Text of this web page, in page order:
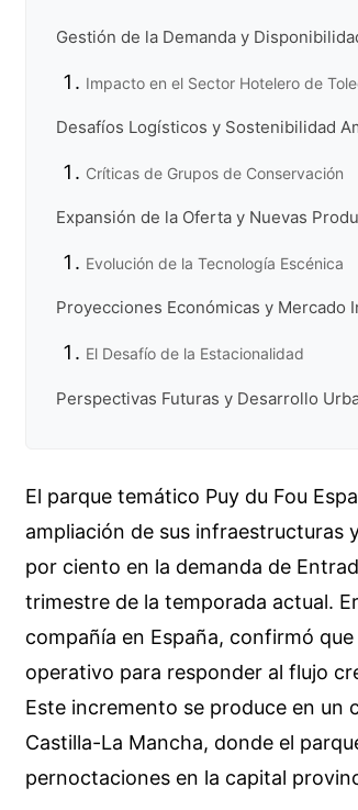
Gestión de la Demanda y
Impacto en el Sector Hotelero de
Desafíos Logísticos y Sostenibilidad
Críticas de Grupos de Conservación
Expansión de la Oferta y Nuevas
Evolución de la Tecnología Escénica
Proyecciones Económicas y Mercado
El Desafío de la Estacionalidad
Perspectivas Futuras y Desarrollo
El parque temático Puy du Fou
ampliación de sus infraestructuras
por ciento en la demanda de
trimestre de la temporada actual.
compañía en España, confirmó
operativo para responder al flujo
Este incremento se produce en
Castilla-La Mancha, donde el
pernoctaciones en la capital